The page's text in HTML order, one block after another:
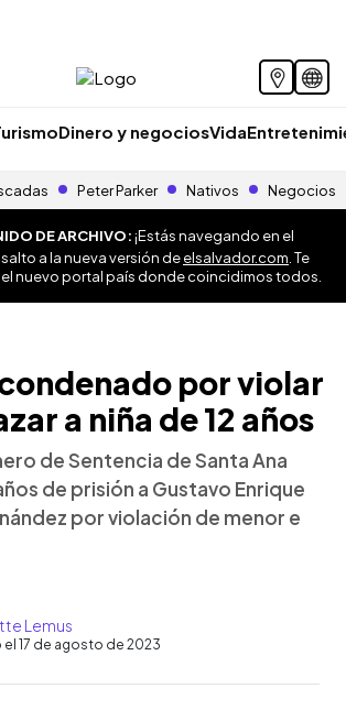
Dinero y negociosVida
Peter Parker Nativos Negocios
DE ARCHIVO:¡Estás navegando en el
a la nueva versión deelsalvador.com . Te
nuevo portal país donde coincidimos todos.
por violar
a niña de 12 años
de Sentencia de Santa Ana
de prisión a Gustavo Enrique
por violación de menor e
Lemus
17 de agosto de 2023